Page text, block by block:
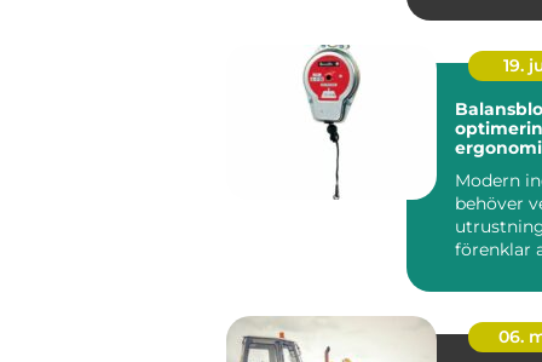
19.
Modern
behöver
förenklar
06.